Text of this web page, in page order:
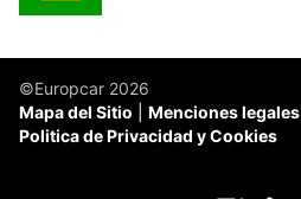
©Europcar 2026
Mapa del Sitio
Menciones legales
Politica de Privacidad y Cookies